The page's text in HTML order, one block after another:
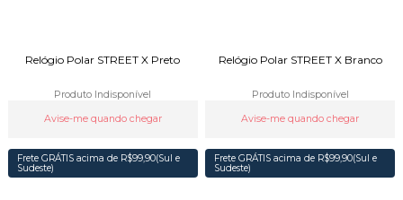
Relógio Polar STREET X Preto
Produto Indisponível
Avise-me quando chegar
Frete GRÁTIS acima de R$99,90(Sul e
Sudeste)
Relógio Polar STREET X Branco
Produto Indisponível
Avise-me quando chegar
Frete GRÁTIS acima de R$99,90(Sul e
Sudeste)